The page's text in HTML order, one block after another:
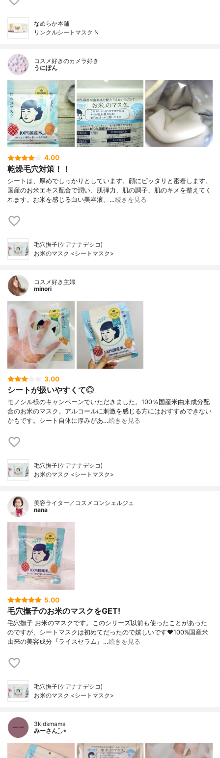
なめらか本舗
リンクルシートマスク N
コスメ好きのカメラ好き
うにぽん
4.00
乾燥毛穴対策！！
シートは、厚めでしっかりとしています。顔にピッタリと密着します。
国産のお米エキス配合で潤い、肌弾力、肌の調子、肌のキメを整えてく
れます。お米を感じる白い美容液。…続きを見る
毛穴撫子(ケアナナデシコ)
お米のマスク <シートマスク>
コスメ好き主婦
minori
3.00
シートが扱いやすくて◎
モノシル様のキャンペーンでいただきました。100％国産米由来成分配
合のお米のマスク。アルコールに刺激を感じる方にはおすすめできない
かもです。シート自体に厚みがあ…続きを見る
毛穴撫子(ケアナナデシコ)
お米のマスク <シートマスク>
美容ライター／コスメコンシェルジュ
nana
5.00
毛穴撫子のお米のマスクをGET!
毛穴撫子 お米のマスクです。このシリーズ以前も使ったことがあった
のですが、シートマスクは初めてだったので嬉しいです❤100%国産米
由来の美容成分『ライスセラム』…続きを見る
毛穴撫子(ケアナナデシコ)
お米のマスク <シートマスク>
3kidsmama
みーさん¨̮⸝⋆